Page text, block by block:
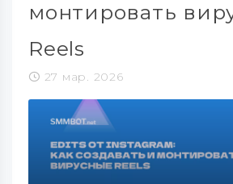
монтировать
Reels
27 мар. 2026